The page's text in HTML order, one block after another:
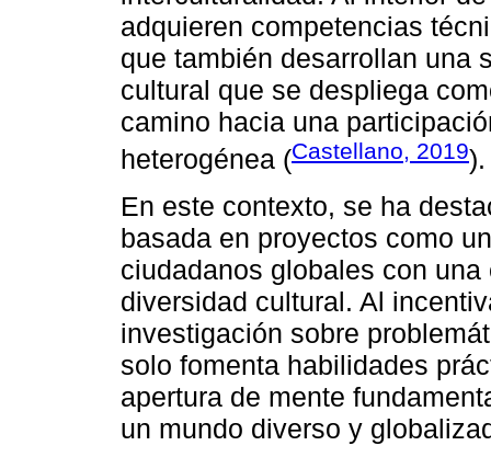
adquieren competencias
que también desarrollan una
cultural que se despliega
camino hacia una
heterogénea (Castellano, 2019).
En este contexto, se ha
basada en proyectos como
ciudadanos globales con
diversidad cultural. Al
investigación sobre
solo fomenta habilidades
apertura de mente
un mundo diverso y